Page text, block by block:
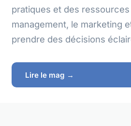
pratiques et des
management, le marketing
prendre des décisions
Lire le mag →